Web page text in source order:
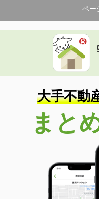
ペー
大手不動
まと